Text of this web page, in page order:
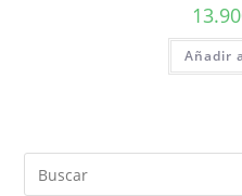
Añadir